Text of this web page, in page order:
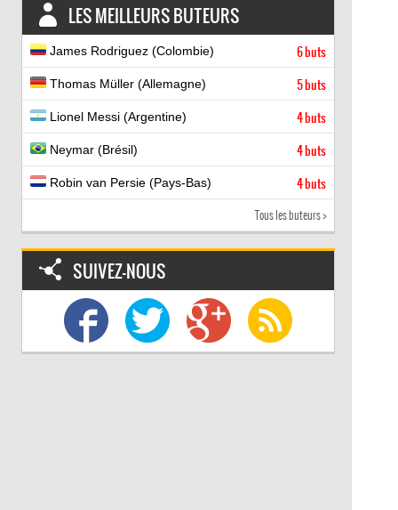
LES MEILLEURS BUTEURS
James Rodriguez (Colombie) 6 buts
Thomas Müller (Allemagne) 5 buts
Lionel Messi (Argentine) 4 buts
Neymar (Brésil) 4 buts
Robin van Persie (Pays-Bas) 4 buts
Tous les buteurs >
SUIVEZ-NOUS